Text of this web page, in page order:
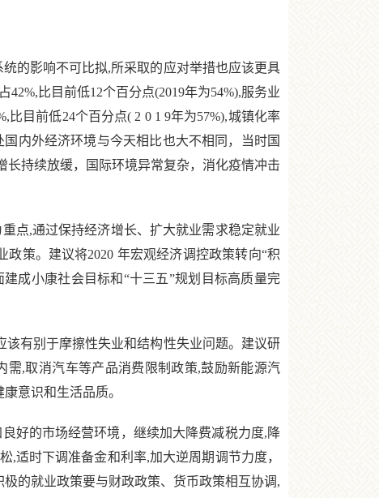
的影响不可比拟,所采取的应对举措也应该更具
比目前低12个百分点(2019年为54%),服务业
目前低24个百分点( 2 0 1 9年为57%),城镇化率
内外经济环境与今天相比也大不相同，当时国
持续放缓，国际环境异常复杂，消化疫情冲击
点,通过保持经济增长、扩大就业需求稳定就业
策。建议将2020 年宏观经济调控政策转向“积
成小康社会目标和“十三五”规划目标高质量完
有别于摩擦性失业和结构性失业问题。建议研
,取消汽车等产品消费限制政策,鼓励新能源汽
意识和生活品质。
好的市场经营环境，继续加大降费减税力度,降
适时下调准备金和利率,加大逆周期调节力度，
的就业政策要与财政政策、货币政策相互协调,